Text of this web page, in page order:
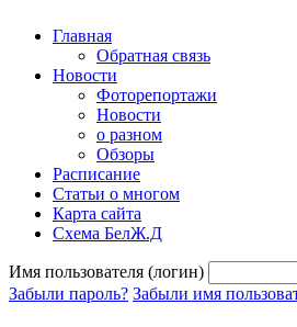
Главная
Обратная связь
Новости
Фоторепортажи
Новости
о разном
Обзоры
Расписание
Статьи о многом
Карта сайта
Схема БелЖ.Д
Имя пользователя (логин)
Забыли пароль? Забыли имя